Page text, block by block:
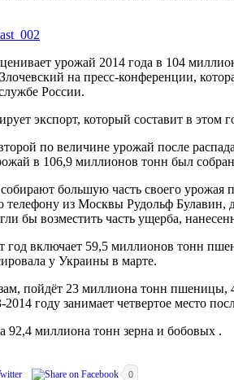
урожай 2014 года в 104
на пресс-конференции,
России.
экспорт, который составит в
по величине урожай после
в 106,9 миллионов тонн был
большую часть своего
телефону из Москвы Рудольф
бы возместить часть ущерба,
год включает 59,5 миллионов тонн
у Украины в марте.
пойдёт 23 миллиона тонн пшеницы,
году занимает четвертое место
92,4 миллиона тонн зерна и бобовых .
0